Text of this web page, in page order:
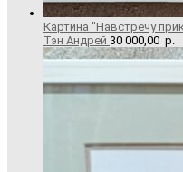
Картина "Навстречу
Тэн Андрей 30 000,00 р.